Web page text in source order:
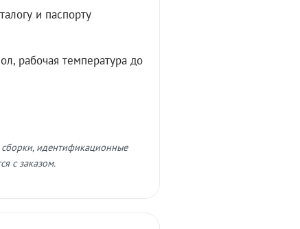
и паспорту
рабочая температура до
идентификационные
с заказом.